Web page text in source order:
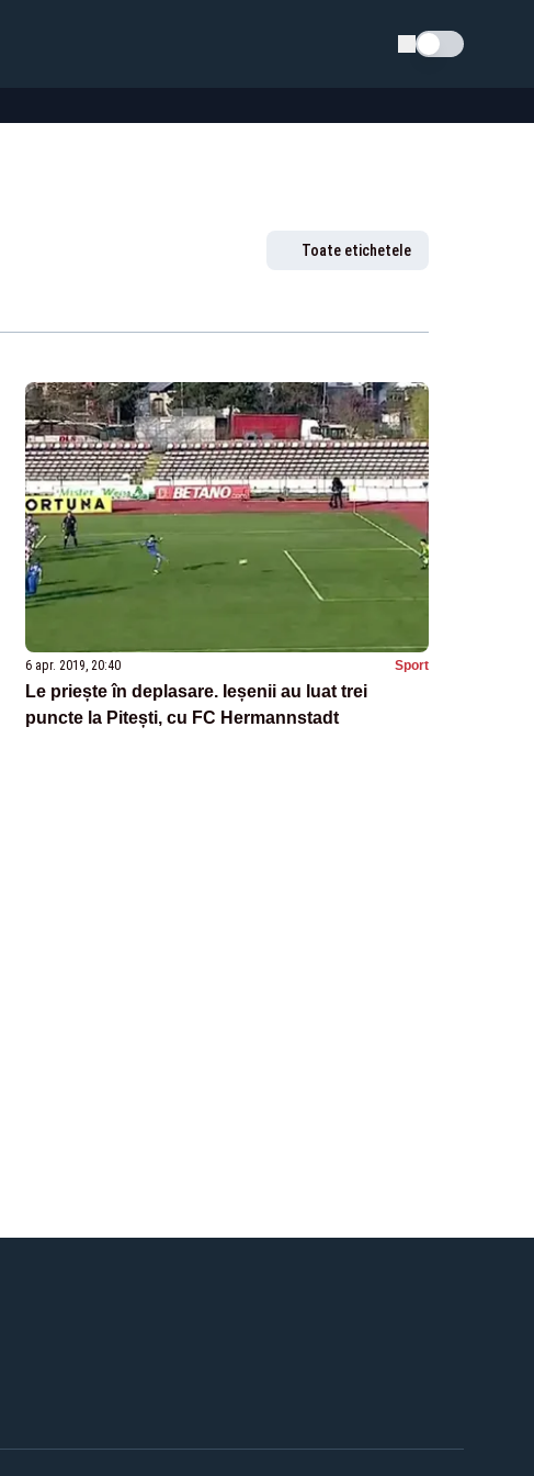
Schimba tema
Toate etichetele
6 apr. 2019, 20:40 Sport
Le priește în deplasare. Ieșenii au luat trei
puncte la Pitești, cu FC Hermannstadt